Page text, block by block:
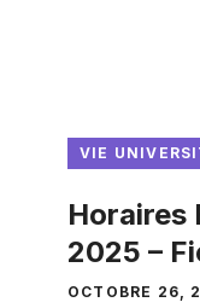
VIE
Horaires
2025 –
OCTOBRE 26,